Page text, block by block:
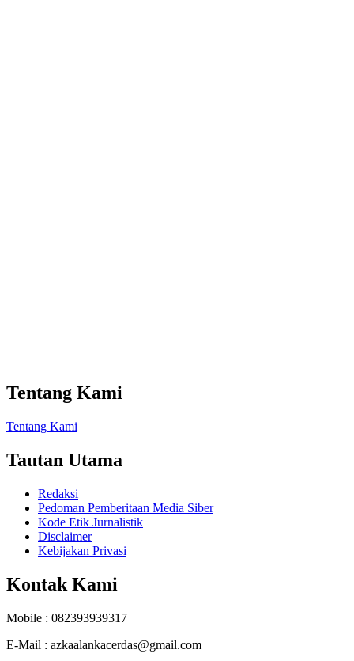
Tentang Kami
Tentang Kami
Tautan Utama
Redaksi
Pedoman Pemberitaan Media Siber
Kode Etik Jurnalistik
Disclaimer
Kebijakan Privasi
Kontak Kami
Mobile : 082393939317
E-Mail : azkaalankacerdas@gmail.com